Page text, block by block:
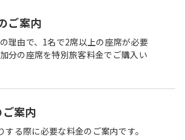
ご案内
理由で、1名で2席以上の座席が必要
分の座席を特別旅客料金でご購入い
案内
する際に必要な料金のご案内です。